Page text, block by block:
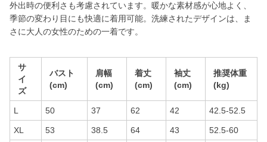
外出時の便利さも考慮されています。暖かな素材感が心地よく、
季節の変わり目にも快適に着用可能。洗練されたデザインは、ま
さに大人の女性のための一着です。
サ
イ
ズ
バスト
(cm)
肩幅
(cm)
着丈
(cm)
袖丈
(cm)
推奨体重
(kg)
L 50 37 62 42 42.5-52.5
XL 53 38.5 64 43 52.5-60